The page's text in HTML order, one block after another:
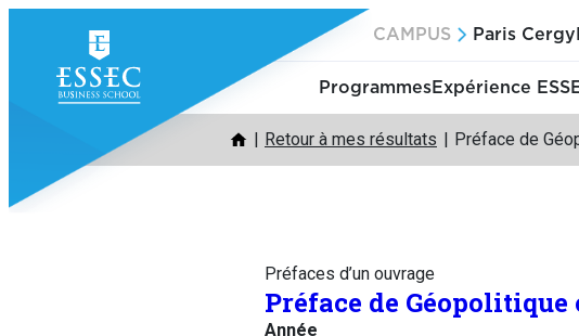
contenu
CAMPUS Paris Cergy
ProgrammesExpérience
Retour à mes résultats Préface de
Préfaces d’un ouvrage
Préface de
Année